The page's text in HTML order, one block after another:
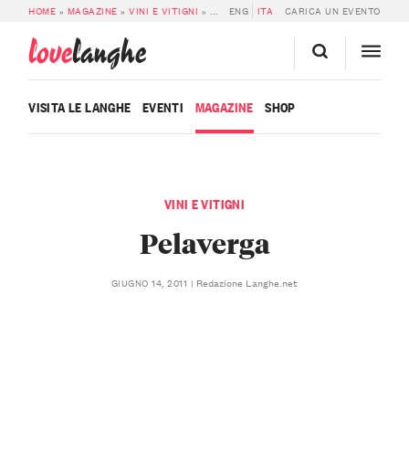
HOME » MAGAZINE »VINI E VITIGNI » PELAVERGA
ENG ITA CARICA UN EVENTO
lovelanghe
VISITA LE LANGHE EVENTI MAGAZINE SHOP
VINI E VITIGNI
Pelaverga
GIUGNO 14, 2011 Redazione Langhe.net